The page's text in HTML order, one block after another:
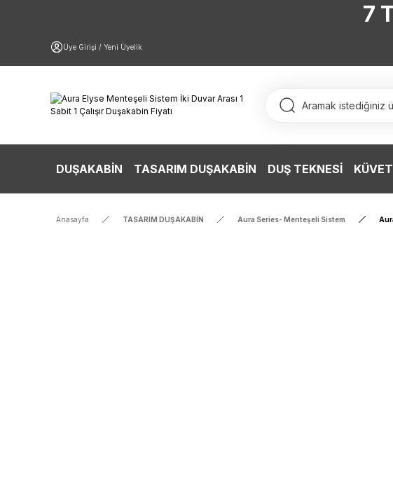
7
Üye Girişi / Yeni Üyelik
DUŞAKABİN TASARIM DUŞAKABİN DUŞ TEKNESİ KÜVET
Anasayfa TASARIM DUŞAKABİN Aura Series- Menteşeli Sistem